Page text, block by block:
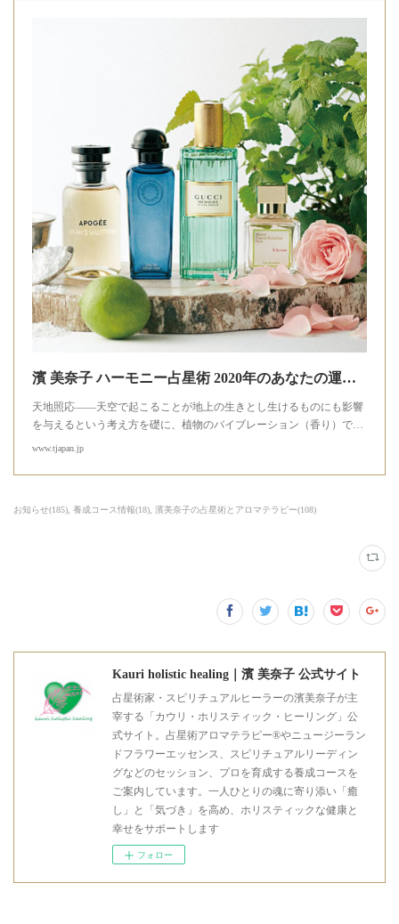
濱 美奈子 ハーモニー占星術 2020年のあなたの運勢と 開運フレグランス - T JAPAN:The New York Times Style Magazine 公式サイト
天地照応――天空で起こることが地上の生きとし生けるものにも影響
を与えるという考え方を礎に、植物のバイブレーション（香り）で…
www.tjapan.jp
お知らせ(185) 養成コース情報(18) 濱美奈子の占星術とアロマテラピー(108)
Kauri holistic healing｜濱 美奈子 公式サイト
占星術家・スピリチュアルヒーラーの濱美奈子が主
宰する「カウリ・ホリスティック・ヒーリング」公
式サイト。占星術アロマテラピー®やニュージーラン
ドフラワーエッセンス、スピリチュアルリーディン
グなどのセッション、プロを育成する養成コースを
ご案内しています。一人ひとりの魂に寄り添い「癒
し」と「気づき」を高め、ホリスティックな健康と
幸せをサポートします
フォロー